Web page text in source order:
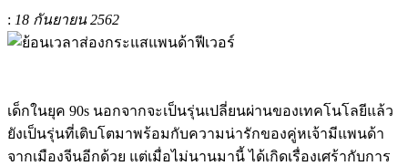
: 18 กันยายน 2562
เด็กในยุค 90s นอกจากจะเป็นรุ่นเปลี่ยนผ่านของเทคโนโลยีแล้ว
ยังเป็นรุ่นที่เติบโตมาพร้อมกับความน่ารักของคู่หเจ้ามีแพนด้า
จากเมืองจีนอีกด้วย แต่เมื่อไม่นานมานี้ ได้เกิดเรื่องเศร้ากับการ